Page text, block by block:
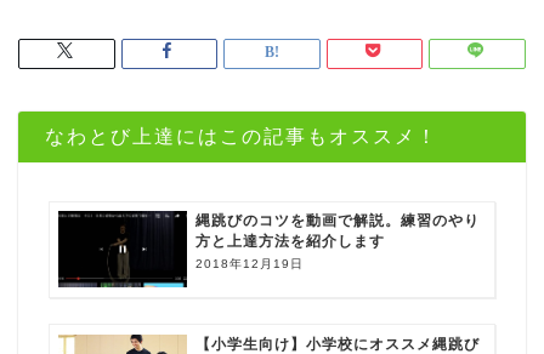
なわとび上達にはこの記事もオススメ！
縄跳びのコツを動画で解説。練習のやり
方と上達方法を紹介します
2018年12月19日
【小学生向け】小学校にオススメ縄跳び